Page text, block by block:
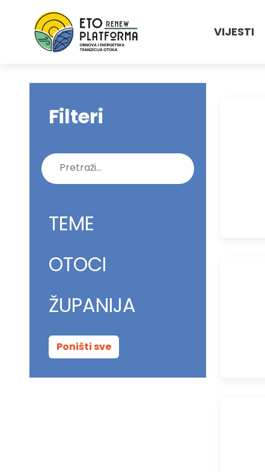
VIJESTI
Filteri
Pretraži:
TEME
OTOCI
ŽUPANIJA
Poništi sve